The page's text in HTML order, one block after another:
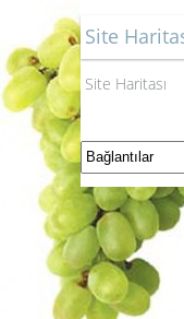
Site
Site Haritası